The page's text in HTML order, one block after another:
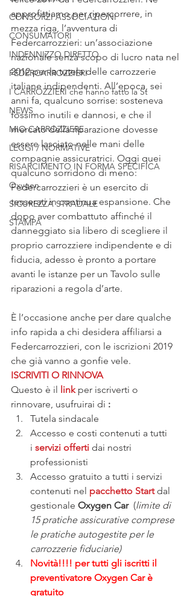
CONSORZI ASSOCIAZIONI
CONSUMATORI
INDENNIZZO DIRETTO
FEDERCARROZZIERI
I CARROZZIERI che hanno fatto la St
NEWS
MIO CARROZZIERE
LEGGI / NORMATIVE
RISARCIMENTO IN FORMA SPECIFICA
Oxygen
SICUREZZA STRADALE
STAMPA
approfittiamo per ripercorrere, in
mezza riga, l’avventura di
Federcarrozzieri: un’associazione
nazionale senza scopo di lucro nata nel
2012 per la tutela delle carrozzerie
italiane indipendenti. All’epoca, sei
anni fa, qualcuno sorrise: sosteneva
fossimo inutili e dannosi, e che il
mercato della riparazione dovesse
essere lasciato nelle mani delle
compagnie assicuratrici. Oggi quei
qualcuno sorridono di meno:
Federcarrozzieri è un esercito di
tesserati in continua espansione. Che
dopo aver combattuto affinché il
danneggiato sia libero di scegliere il
proprio carrozziere indipendente e di
fiducia, adesso è pronto a portare
avanti le istanze per un Tavolo sulle
riparazioni a regola d’arte.
È l’occasione anche per dare qualche
info rapida a chi desidera affiliarsi a
Federcarrozzieri, con le iscrizioni 2019
che già vanno a gonfie vele.
ISCRIVITI O RINNOVA
Questo è il link per iscriverti o
rinnovare, usufruirai di :
Tutela sindacale
Accesso e costi contenuti a tutti
i servizi offerti dai nostri
professionisti
Accesso gratuito a tutti i servizi
contenuti nel pacchetto Start dal
gestionale Oxygen Car (limite di
15 pratiche assicurative comprese
le pratiche autogestite per le
carrozzerie fiduciarie)
Novità!!!! per tutti gli iscritti il
preventivatore Oxygen Car è
gratuito